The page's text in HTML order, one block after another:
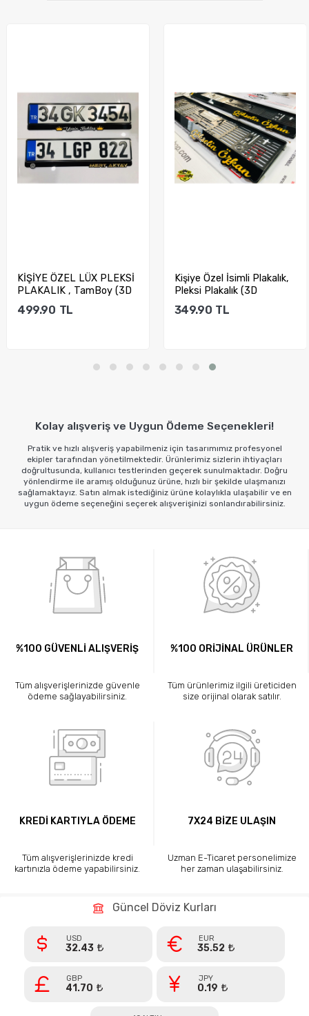
KİŞİYE ÖZEL LÜX PLEKSİ
PLAKALIK , TamBoy (3D
ÇIKINTILI)...
499.90 TL
Kişiye Özel İsimli Plakalık,
Pleksi Plakalık (3D
Çıkıntılı)...
349.90 TL
Kolay alışveriş ve Uygun Ödeme Seçenekleri!
Pratik ve hızlı alışveriş yapabilmeniz için tasarımımız profesyonel
ekipler tarafından yönetilmektedir. Ürünlerimiz sizlerin ihtiyaçları
doğrultusunda, kullanıcı testlerinden geçerek sunulmaktadır. Doğru
yönlendirme ile aramış olduğunuz ürüne, hızlı bir şekilde ulaşmanızı
sağlamaktayız. Satın almak istediğiniz ürüne kolaylıkla ulaşabilir ve en
uygun ödeme seçeneğini seçerek alışverişinizi sonlandırabilirsiniz.
%100 GÜVENLİ ALIŞVERİŞ
Tüm alışverişlerinizde güvenle
ödeme sağlayabilirsiniz.
%100 ORİJİNAL ÜRÜNLER
Tüm ürünlerimiz ilgili üreticiden
size orijinal olarak satılır.
KREDİ KARTIYLA ÖDEME
Tüm alışverişlerinizde kredi
kartınızla ödeme yapabilirsiniz.
7X24 BİZE ULAŞIN
Uzman E-Ticaret personelimize
her zaman ulaşabilirsiniz.
Güncel Döviz Kurları
USD
32.43
EUR
35.52
GBP
41.70
JPY
0.19